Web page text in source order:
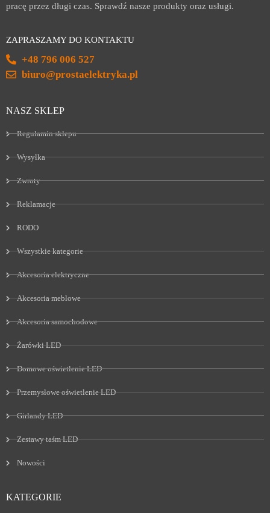
pracę przez długi czas. Sprawdź nasze produkty oraz usługi.
ZAPRASZAMY DO KONTAKTU
+48 796 006 527
biuro@prostaelektryka.pl
NASZ SKLEP
Regulamin sklepu
Wysyłka
Zwroty
Reklamacje
RODO
Wszystkie kategorie
Akcesoria elektryczne
Akcesoria meblowe
Akcesoria samochodowe
Żarówki LED
Domowe oświetlenie LED
Przemysłowe oświetlenie LED
Girlandy LED
Zestawy taśm LED
Nowości
KATEGORIE